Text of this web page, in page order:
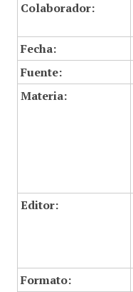
Colaborador:
Fecha:
Fuente:
Materia:
Editor:
Formato: